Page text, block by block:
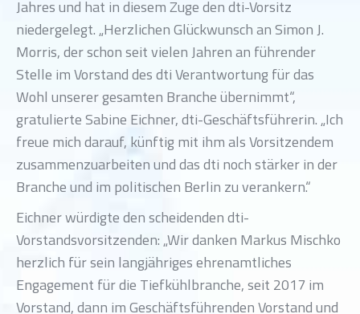
Jahres und hat in diesem Zuge den dti-Vorsitz
niedergelegt. „Herzlichen Glückwunsch an Simon J.
Morris, der schon seit vielen Jahren an führender
Stelle im Vorstand des dti Verantwortung für das
Wohl unserer gesamten Branche übernimmt“,
gratulierte Sabine Eichner, dti-Geschäftsführerin. „Ich
freue mich darauf, künftig mit ihm als Vorsitzendem
zusammenzuarbeiten und das dti noch stärker in der
Branche und im politischen Berlin zu verankern.“
Eichner würdigte den scheidenden dti-
Vorstandsvorsitzenden: „Wir danken Markus Mischko
herzlich für sein langjähriges ehrenamtliches
Engagement für die Tiefkühlbranche, seit 2017 im
Vorstand, dann im Geschäftsführenden Vorstand und